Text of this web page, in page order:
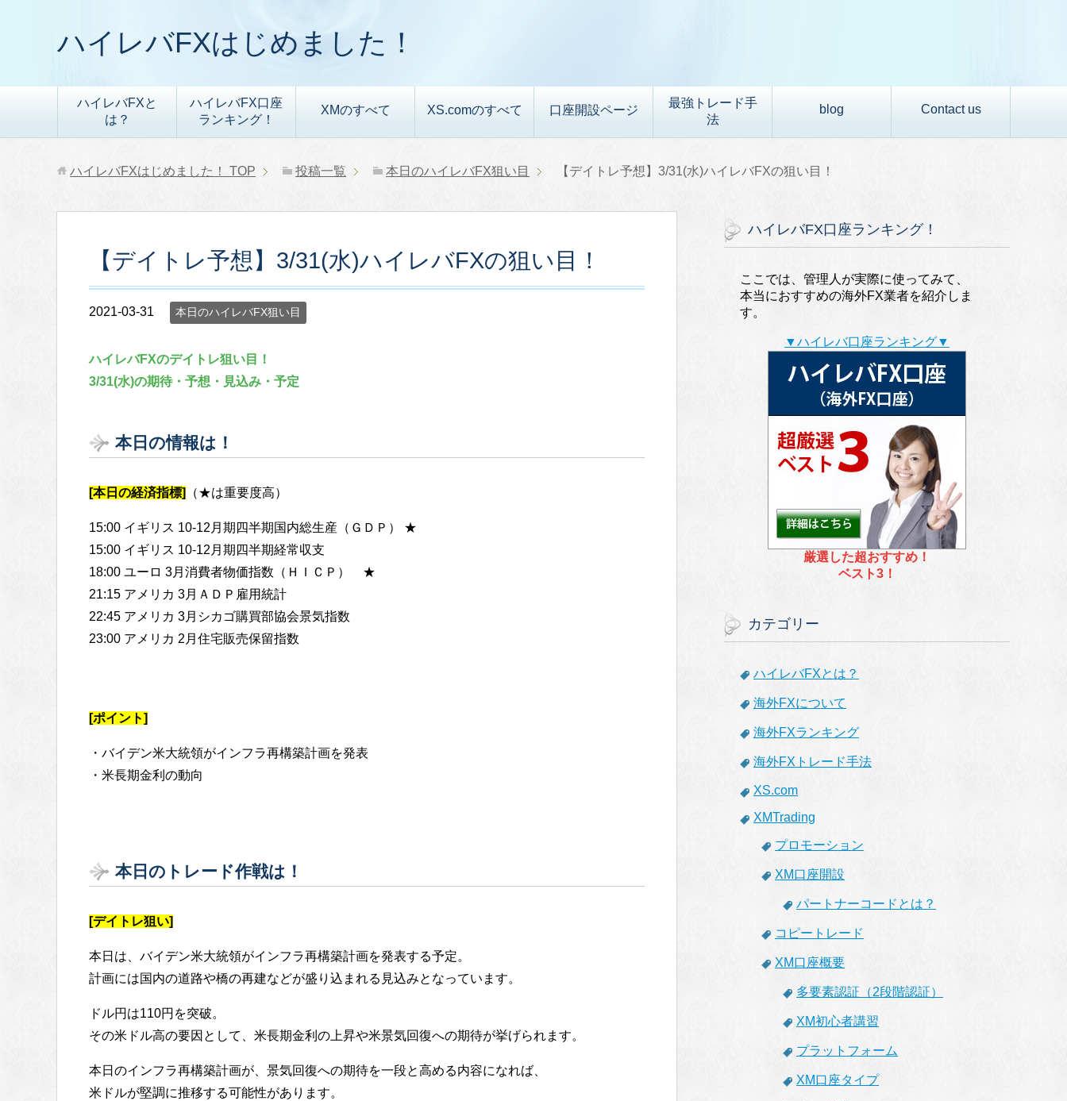
ハイレバFXはじめました！
ハイレバFXと
は？
ハイレバFX口座
ランキング！
XMのすべて XS.comのすべて 口座開設ページ
最強トレード手
法
blog Contact us
ハイレバFXはじめました！ TOP 投稿一覧 本日のハイレバFX狙い目 【デイトレ予想】3/31(水)ハイレバFXの狙い目！
【デイトレ予想】3/31(水)ハイレバFXの狙い目！
2021-03-31 本日のハイレバFX狙い目
ハイレバFXのデイトレ狙い目！
3/31(水)の期待・予想・見込み・予定
本日の情報は！
[本日の経済指標] （★は重要度高）
15:00 イギリス 10-12月期四半期国内総生産（ＧＤＰ） ★
15:00 イギリス 10-12月期四半期経常収支
18:00 ユーロ 3月消費者物価指数（ＨＩＣＰ） ★
21:15 アメリカ 3月ＡＤＰ雇用統計
22:45 アメリカ 3月シカゴ購買部協会景気指数
23:00 アメリカ 2月住宅販売保留指数
[ポイント]
・バイデン米大統領がインフラ再構築計画を発表
・米長期金利の動向
本日のトレード作戦は！
[デイトレ狙い]
本日は、バイデン米大統領がインフラ再構築計画を発表する予定。
計画には国内の道路や橋の再建などが盛り込まれる見込みとなっています。
ドル円は110円を突破。
その米ドル高の要因として、米長期金利の上昇や米景気回復への期待が挙げられます。
本日のインフラ再構築計画が、景気回復への期待を一段と高める内容になれば、
米ドルが堅調に推移する可能性があります。
ハイレバFX口座ランキング！
ここでは、管理人が実際に使ってみて、
本当におすすめの海外FX業者を紹介しま
す。
▼ハイレバ口座ランキング▼
厳選した超おすすめ！
ベスト3！
カテゴリー
ハイレバFXとは？
海外FXについて
海外FXランキング
海外FXトレード手法
XS.com
XMTrading
プロモーション
XM口座開設
パートナーコードとは？
コピートレード
XM口座概要
多要素認証（2段階認証）
XM初心者講習
プラットフォーム
XM口座タイプ